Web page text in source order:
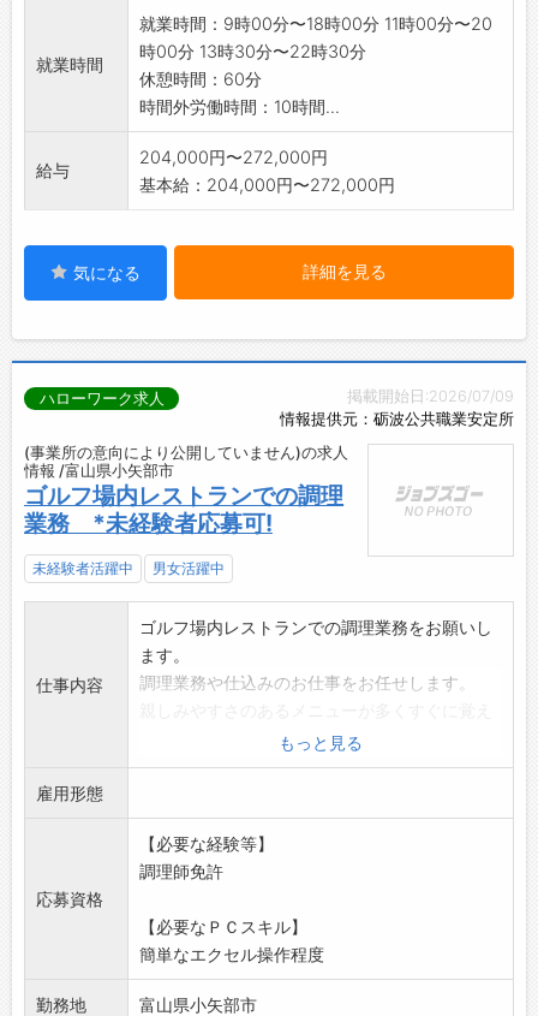
就業時間
就業時間：9時00分〜18時00分 11時00分〜20
時00分 13時30分〜22時30分
休憩時間：60分
時間外労働時間：10時間...
給与
204,000円〜272,000円
基本給：204,000円〜272,000円
気になる 詳細を見る
掲載開始日:2026/07/09
情報提供元：砺波公共職業安定所
ハローワーク求人
(事業所の意向により公開していません)の求人
情報 /富山県小矢部市
ゴルフ場内レストランでの調理
業務 *未経験者応募可!
未経験者活躍中 男女活躍中
仕事内容
ゴルフ場内レストランでの調理業務をお願いし
ます。
調理業務や仕込みのお仕事をお任せします。
変更範囲:変更なし
の「紹介状」の交付
を受けてください
もっと見る
雇用形態
応募資格
【必要な経験等】
調理師免許
【必要なＰＣスキル】
簡単なエクセル操作程度
勤務地 富山県小矢部市